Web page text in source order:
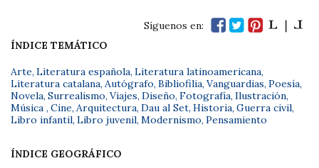
Síguenos en:
ÍNDICE TEMÁTICO
Arte, Literatura española, Literatura latinoamericana,
Literatura catalana, Autógrafo, Bibliofilia, Vanguardias, Poesía,
Novela, Surrealismo, Viajes, Diseño, Fotografía, Ilustración,
Música , Cine, Arquitectura, Dau al Set, Historia, Guerra civil,
Libro infantil, Libro juvenil, Modernismo, Pensamiento
ÍNDICE GEOGRÁFICO